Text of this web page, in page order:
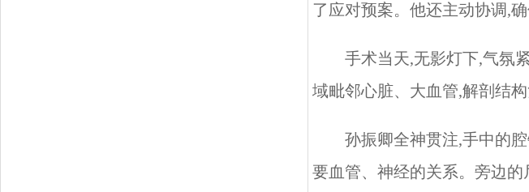
了应对预案。他还主动协调,
手术当天,无影灯下,气氛
域毗邻心脏、大血管,解剖结
孙振卿全神贯注,手中的
要血管、神经的关系。旁边的